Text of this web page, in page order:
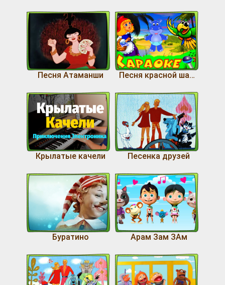
Песня Атаманши Песня красной шапочки
Крылатые качели Песенка друзей
Буратино Арам Зам ЗАм